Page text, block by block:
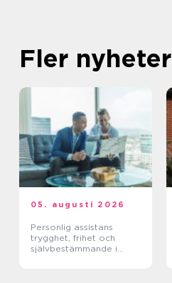
Fler nyheter
05. augusti 2026
Personlig assistans
trygghet, frihet och
självbestämmande i